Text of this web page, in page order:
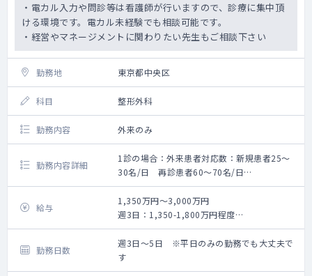
・電カル入力や問診等は看護師が行いますので、診療に集中頂
ける環境です。電カル未経験でも相談可能です。
・経営やマネージメントに関わりたい先生もご相談下さい
勤務地 東京都中央区
科目 整形外科
勤務内容 外来のみ
勤務内容詳細
1診の場合：外来患者対応数：新規患者25〜
30名/日 再診患者60〜70名/日
2診の場合：外来患者対応数：新規患者30〜
40名/日 再診患者20~30名/日
体制：
・看護師・レントゲン技師・クラーク3-4人で
サポートしていきますので、診療に集中でき
る環境
・看護師にも研修制度あり
給与
1,350万円～3,000万円
週3日：1,350-1,800万円程度
週4日：1,800-2,400万円程度
週5日：2,250-3,000万円程度
※面談後の提示となります。
勤務日数
週3日～5日 ※平日のみの勤務でも大丈夫で
す